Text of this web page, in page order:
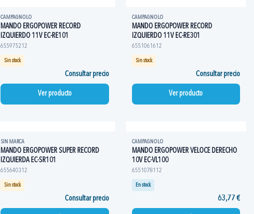
CAMPAGNOLO
MANDO ERGOPOWER RECORD
IZQUIERDO 11V EC-RE101
655975212
Sin stock
Consultar precio
Ver producto
CAMPAGNOLO
MANDO ERGOPOWER RECORD
IZQUIERDO 11V EC-RE301
6551061612
Sin stock
Consultar precio
Ver producto
SIN MARCA
MANDO ERGOPOWER SUPER RECORD
IZQUIERDA EC-SR101
655640312
Sin stock
Consultar precio
CAMPAGNOLO
MANDO ERGOPOWER VELOCE DERECHO
10V EC-VL100
6551078112
En stock
63,77 €